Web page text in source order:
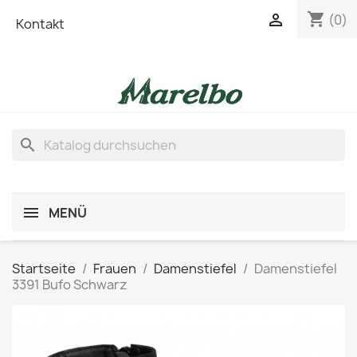
Kontakt shopping_cart (0)

search
MENÜ
Startseite Frauen Damenstiefel
Damenstiefel
3391 Bufo Schwarz